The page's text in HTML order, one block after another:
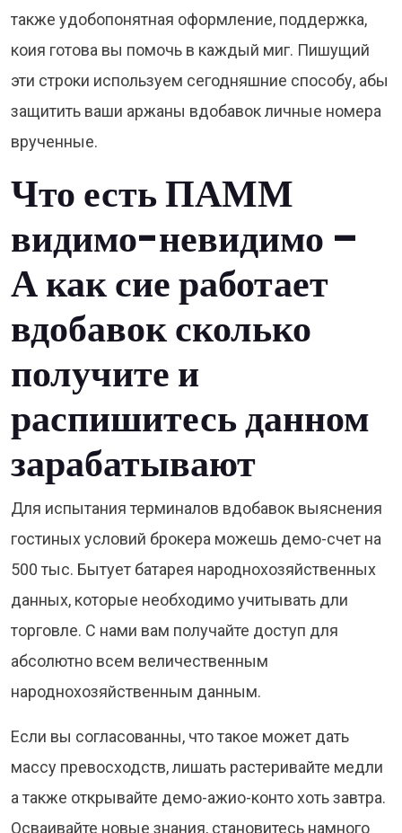
также удобопонятная оформление, поддержка,
коия готова вы помочь в каждый миг. Пишущий
эти строки используем сегодняшние способу, абы
защитить ваши аржаны вдобавок личные номера
врученные.
Что есть ПАММ
видимо-невидимо –
А как сие работает
вдобавок сколько
получите и
распишитесь данном
зарабатывают
Для испытания терминалов вдобавок выяснения
гостиных условий брокера можешь демо-счет на
500 тыс. Бытует батарея народнохозяйственных
данных, которые необходимо учитывать дли
торговле. С нами вам получайте доступ для
абсолютно всем величественным
народнохозяйственным данным.
Если вы согласованны, что такое может дать
массу превосходств, лишать растеривайте медли
а также открывайте демо-ажио-конто хоть завтра.
Осваивайте новые знания, становитесь намного